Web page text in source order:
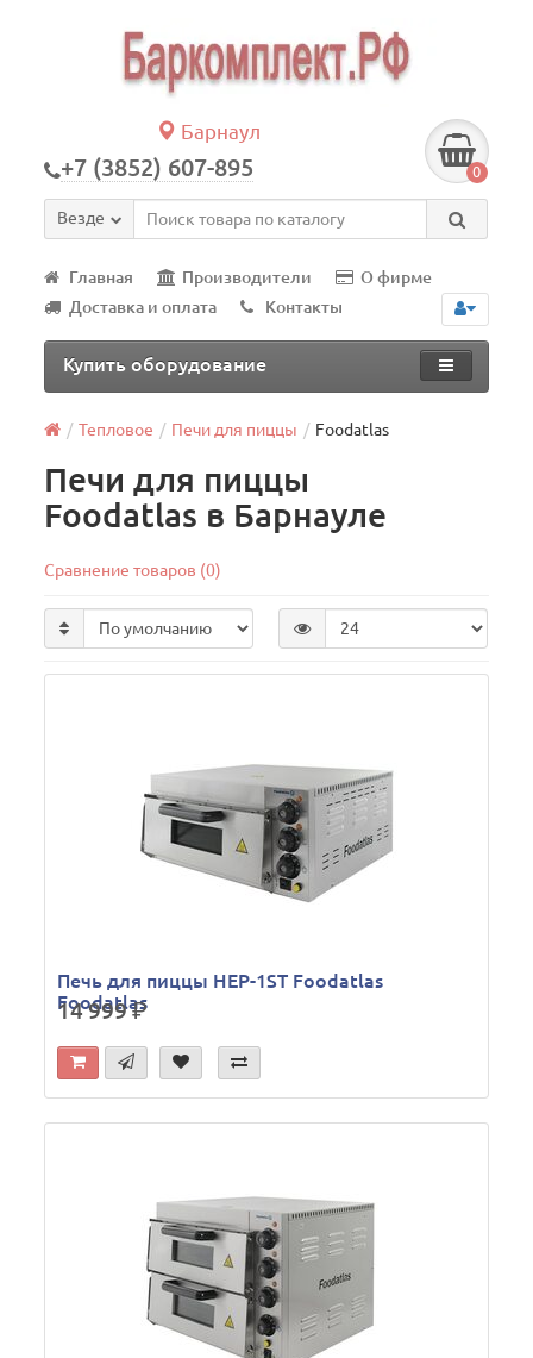
Барнаул
+7 (3852) 607-895 0
Везде
Главная Производители
О фирме
Доставка и оплата
Контакты
Купить оборудование
Тепловое Печи для пиццы Foodatlas
Печи для пиццы
Foodatlas в Барнауле
Сравнение товаров (0)
Печь для пиццы HEP-1ST Foodatlas
Foodatlas
14 999р.